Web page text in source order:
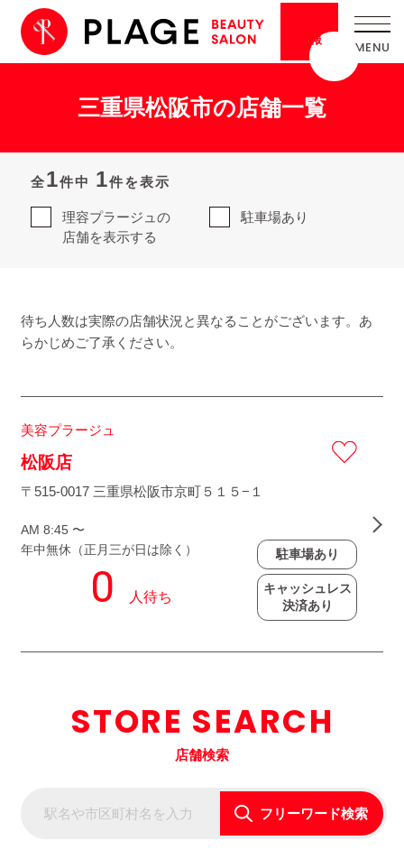
情報
三重県松阪市の店舗一覧
全1件中 1件を表示
理容プラージュの
店舗を表示する
駐車場あり
待ち人数は実際の店舗状況と異なることがございます。あ
らかじめご了承ください。
美容プラージュ
松阪店
〒515-0017 三重県松阪市京町５１５−１
AM 8:45 〜
年中無休（正月三が日は除く）
駐車場あり
キャッシュレス
決済あり
STORE SEARCH
店舗検索
フリーワード検索